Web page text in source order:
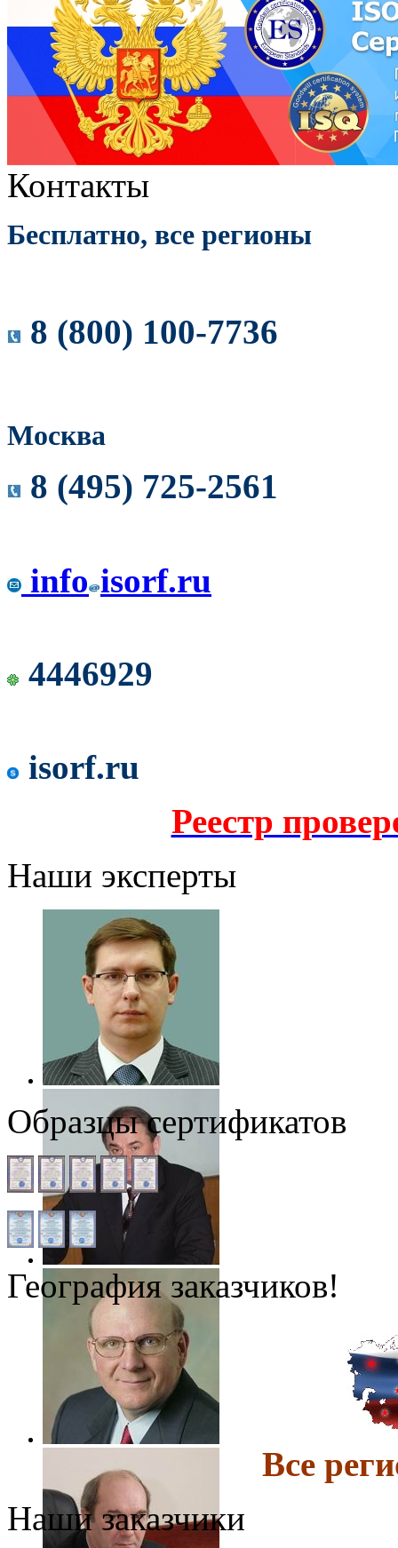
Контакты
Бесплатно, все регионы
8 (800) 100-7736
Москва
8 (495) 725-2561
info isorf.ru
4446929
isorf.ru
Реестр
Наши эксперты
Образцы сертификатов
География заказчиков!
Все
Наши заказчики